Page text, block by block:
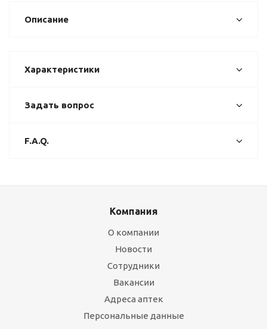
Описание
Характеристики
Задать вопрос
F.A.Q.
Компания
О компании
Новости
Сотрудники
Вакансии
Адреса аптек
Персональные данные